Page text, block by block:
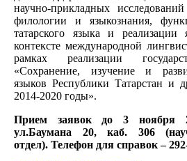
научно-прикладных
филологии и языкознания,
татарского языка и
контексте международной
рамках реализации
«Сохранение, изучение и
языков Республики Татарстан и
2014-2020 годы».
Прием заявок до 3 ноября
ул.Баумана 20, каб. 306
отдел). Телефон для справок –